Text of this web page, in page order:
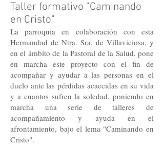
Taller formativo "Caminando
en Cristo"
La parroquia en colaboración con esta
Hermandad de Ntra. Sra. de Villaviciosa, y
en el ámbito de la Pastoral de la Salud, pone
en marcha este proyecto con el fin de
acompañar y ayudar a las personas en el
duelo ante las pérdidas acaecidas en su vida
y a cuantos sufren la soledad, poniendo en
marcha una serie de talleres de
acompañamiento y ayuda en el
afrontamiento, bajo el lema "Caminando en
Cristo".